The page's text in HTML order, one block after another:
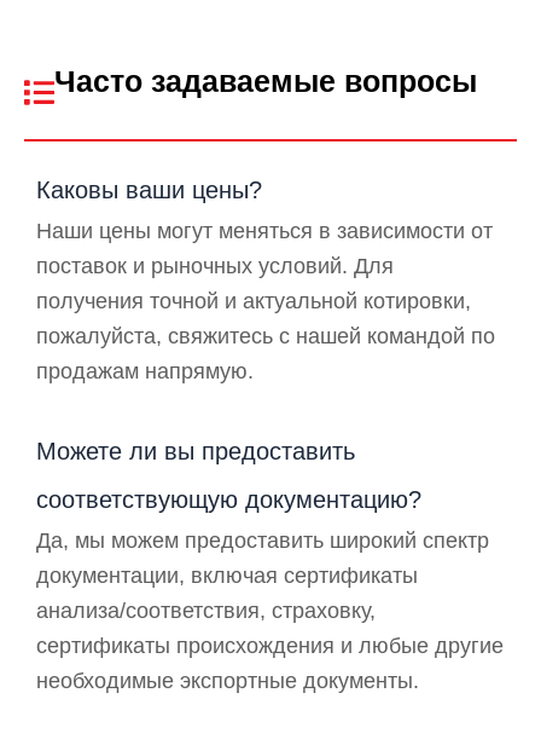
Часто задаваемые вопросы
Каковы ваши цены?
Наши цены могут меняться в зависимости от
поставок и рыночных условий. Для
получения точной и актуальной котировки,
пожалуйста, свяжитесь с нашей командой по
продажам напрямую.
Можете ли вы предоставить
соответствующую документацию?
Да, мы можем предоставить широкий спектр
документации, включая сертификаты
анализа/соответствия, страховку,
сертификаты происхождения и любые другие
необходимые экспортные документы.